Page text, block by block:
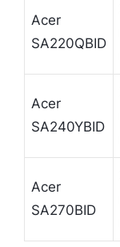
Acer
SA220QBID
Acer
SA240YBID
Acer
SA270BID